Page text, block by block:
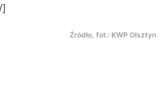
]
Źródło, fot.: KWP Olsztyn